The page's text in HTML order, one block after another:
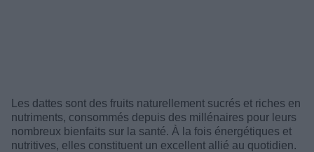
Les dattes sont des fruits naturellement sucrés et riches en
nutriments, consommés depuis des millénaires pour leurs
nombreux bienfaits sur la santé. À la fois énergétiques et
nutritives, elles constituent un excellent allié au quotidien.